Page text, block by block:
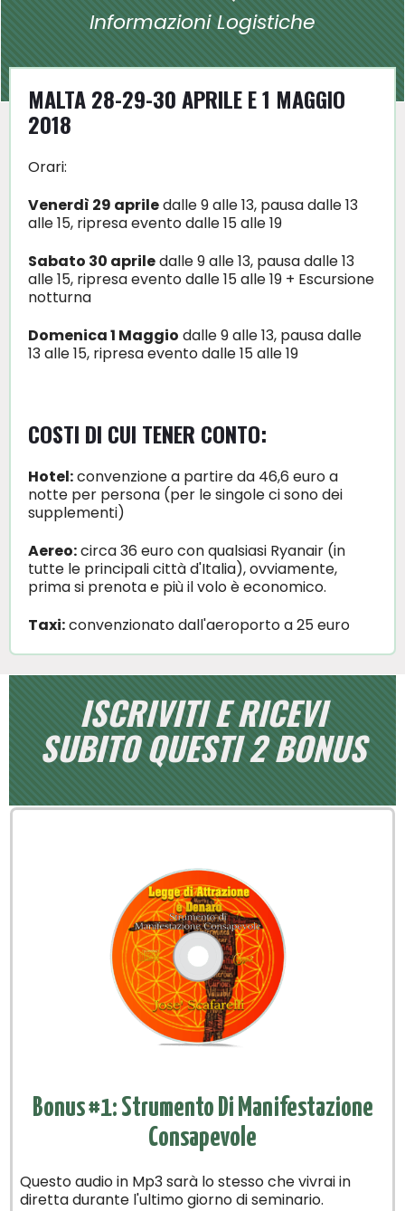
Informazioni Logistiche
MALTA 28-29-30 APRILE E 1 MAGGIO
2018
Orari:
Venerdì 29 apriledalle 9 alle 13, pausa dalle 13
alle 15, ripresa evento dalle 15 alle 19
Sabato 30 apriledalle 9 alle 13, pausa dalle 13
alle 15, ripresa evento dalle 15 alle 19 + Escursione
notturna
Domenica 1 Maggio dalle 9 alle 13, pausa dalle
13 alle 15, ripresa evento dalle 15 alle 19
COSTI DI CUI TENER CONTO:
Hotel:convenzione a partire da 46,6 euro a
notte per persona (per le singole ci sono dei
supplementi)
Aereo:circa 36 euro con qualsiasi Ryanair (in
tutte le principali città d'Italia), ovviamente,
prima si prenota e più il volo è economico.
Taxi:convenzionato dall'aeroporto a 25 euro
ISCRIVITI E RICEVI
SUBITO QUESTI 2 BONUS
Bonus #1: Strumento Di Manifestazione
Consapevole
Questo audio in Mp3 sarà lo stesso che vivrai in
diretta durante l'ultimo giorno di seminario.